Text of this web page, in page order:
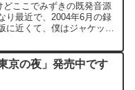
ここでみずきの既発音源
り最近で、2004年6月の録
に近くて、僕はジャケット
京の夜」発売中です